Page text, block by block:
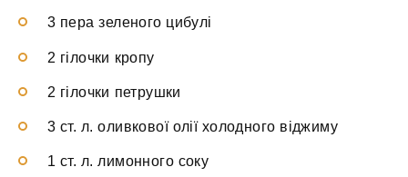
3 пера зеленого цибулі
2 гілочки кропу
2 гілочки петрушки
3 ст. л. оливкової олії холодного віджиму
1 ст. л. лимонного соку